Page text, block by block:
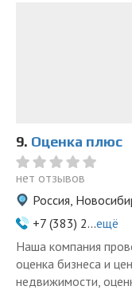
9. Оценка плюс
нет отзывов
Россия,
+7 (383) 2...ещё
Наша компания
оценка бизнеса и
недвижимости,